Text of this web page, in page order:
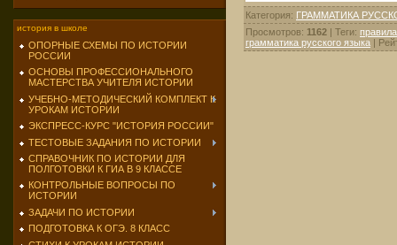
история в школе
ОПОРНЫЕ СХЕМЫ ПО ИСТОРИИ
РОССИИ
ОСНОВЫ ПРОФЕССИОНАЛЬНОГО
МАСТЕРСТВА УЧИТЕЛЯ ИСТОРИИ
УЧЕБНО-МЕТОДИЧЕСКИЙ КОМПЛЕКТ К
УРОКАМ ИСТОРИИ
ЭКСПРЕСС-КУРС "ИСТОРИЯ РОССИИ"
ТЕСТОВЫЕ ЗАДАНИЯ ПО ИСТОРИИ
СПРАВОЧНИК ПО ИСТОРИИ ДЛЯ
ПОЛГОТОВКИ К ГИА В 9 КЛАССЕ
КОНТРОЛЬНЫЕ ВОПРОСЫ ПО
ИСТОРИИ
ЗАДАЧИ ПО ИСТОРИИ
ПОДГОТОВКА К ОГЭ. 8 КЛАСС
Категория: ГРАММАТИКА
Просмотров: 1162 | Теги:
грамматика русского языка |